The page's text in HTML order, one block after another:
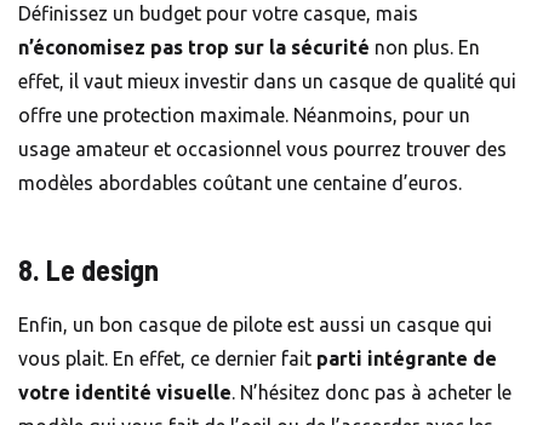
Définissez un budget pour votre casque, mais
n’économisez pas trop sur la sécurité non plus. En
effet, il vaut mieux investir dans un casque de qualité qui
offre une protection maximale. Néanmoins, pour un
usage amateur et occasionnel vous pourrez trouver des
modèles abordables coûtant une centaine d’euros.
8. Le design
Enfin, un bon casque de pilote est aussi un casque qui
vous plait. En effet, ce dernier fait parti intégrante de
votre identité visuelle. N’hésitez donc pas à acheter le